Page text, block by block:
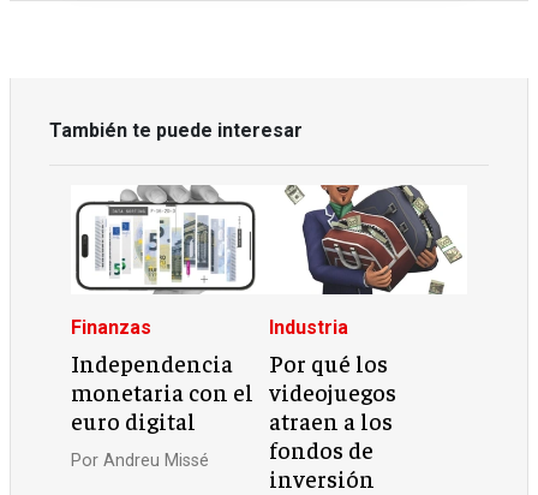
También te puede interesar
Finanzas
Independencia
monetaria con el
euro digital
PorAndreu Missé
Industria
Por qué los
videojuegos
atraen a los
fondos de
inversión